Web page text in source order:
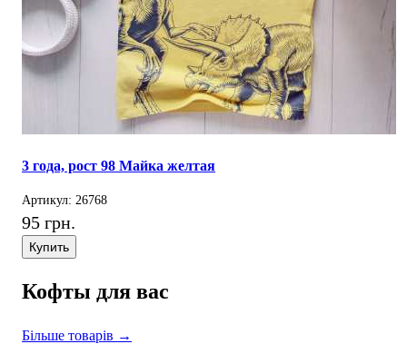
3 года, рост 98 Майка желтая
Артикул: 26768
95 грн.
Купить
Кофты для вас
Більше товарів →